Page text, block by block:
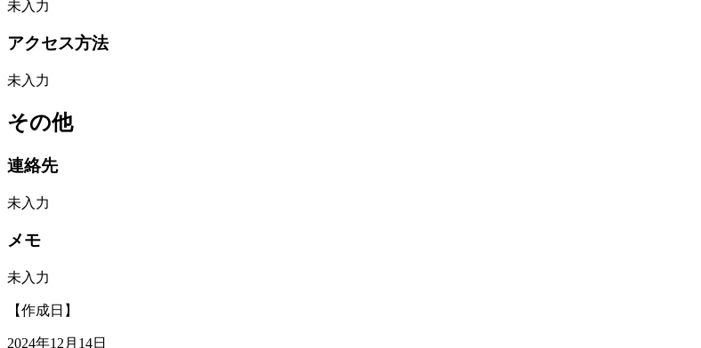
未入力
アクセス方法
未入力
その他
連絡先
未入力
メモ
未入力
【作成日】
2024年12月14日